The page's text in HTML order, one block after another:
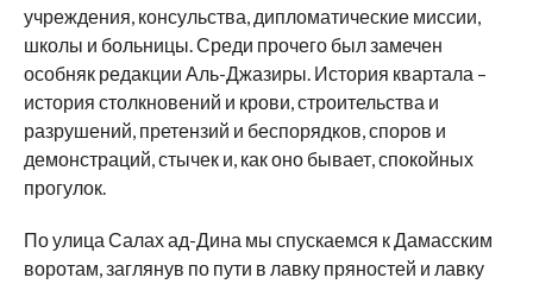
учреждения, консульства, дипломатические миссии,
школы и больницы. Среди прочего был замечен
особняк редакции Аль-Джазиры. История квартала –
история столкновений и крови, строительства и
разрушений, претензий и беспорядков, споров и
демонстраций, стычек и, как оно бывает, спокойных
прогулок.
По улица Салах ад-Дина мы спускаемся к Дамасским
воротам, заглянув по пути в лавку пряностей и лавку